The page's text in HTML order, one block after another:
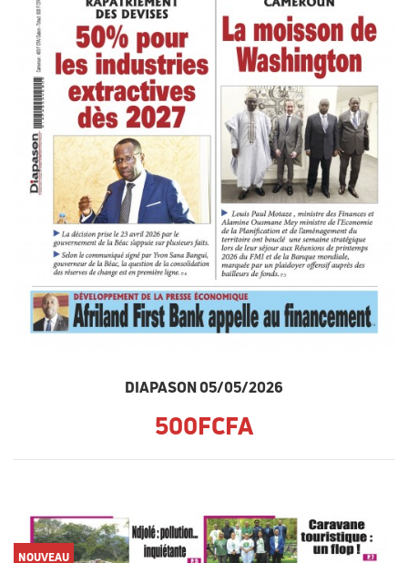
DIAPASON 05/05/2026
500FCFA
NOUVEAU